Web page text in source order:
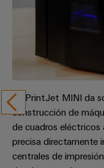
La PrintJet MINI da
construcción de
de cuadros eléctricos
precisa directamente
centrales de